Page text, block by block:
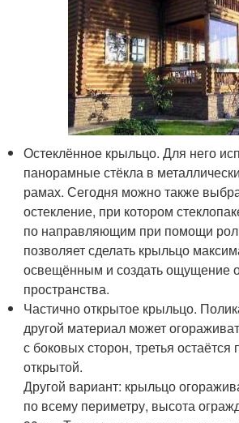
Остеклённое крыльцо. Для него
панорамные стёкла в
рамах. Сегодня можно также
остекление, при котором
по направляющим при помощи
позволяет сделать крыльцо
освещённым и создать ощущение
пространства.
Частично открытое крыльцо.
другой материал может
с боковых сторон, третья остаётся
открытой.
Другой вариант: крыльцо
по всему периметру, высота